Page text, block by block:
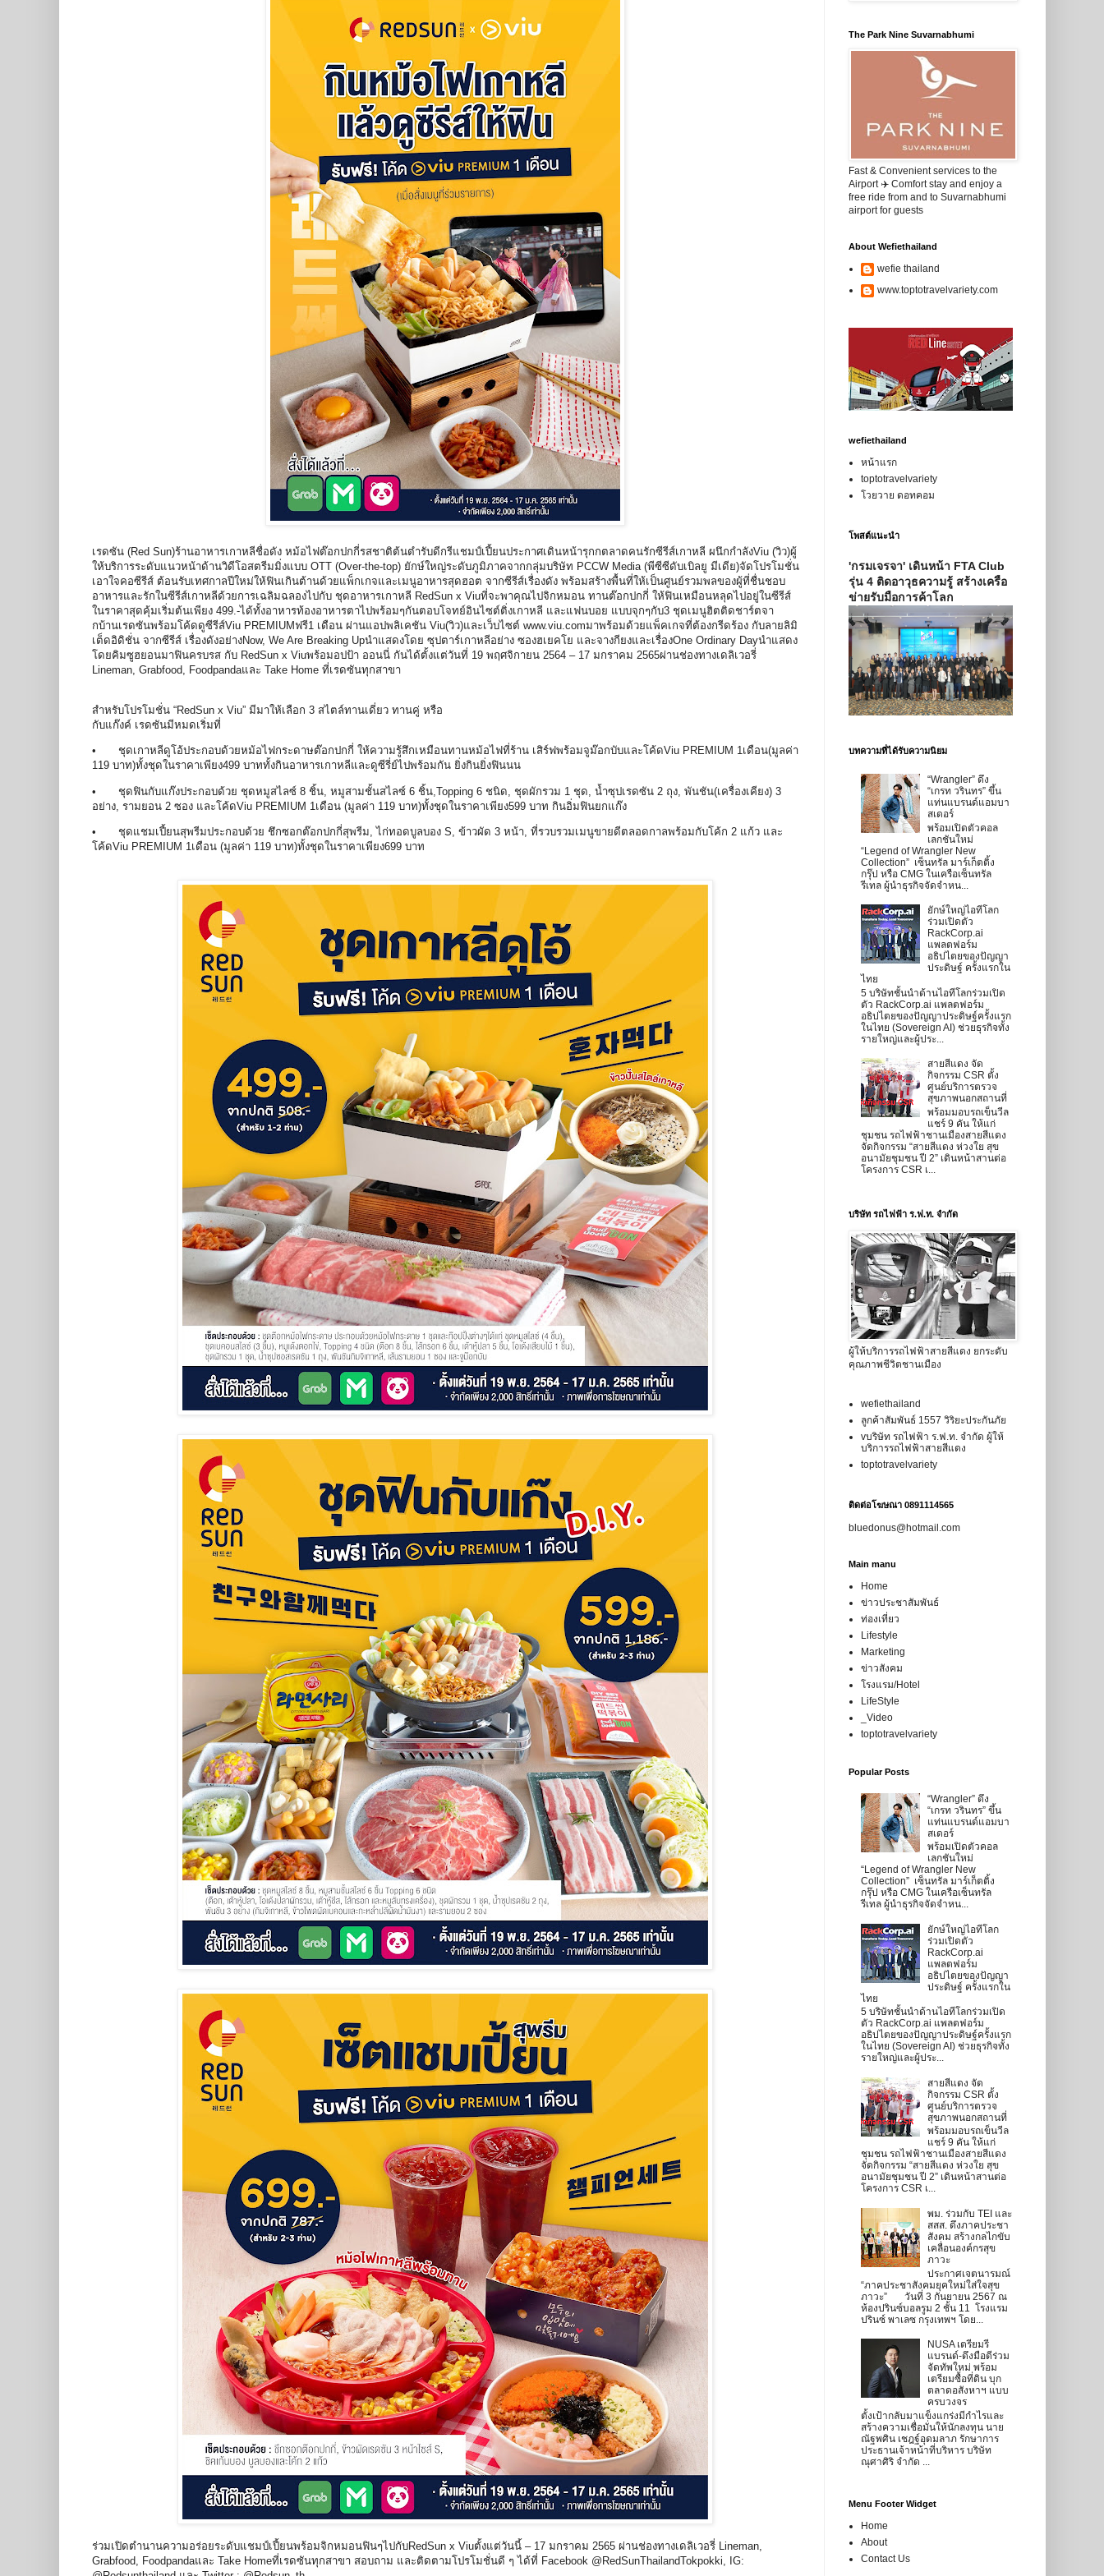
เรดซัน (Red Sun)ร้านอาหารเกาหลีชื่อดัง หม้อไฟต๊อกปกกี่รสชาติต้นตำรับดีกรีแชมป์เปี้ยนประกาศเดินหน้ารุกกตลาดคนรักซีรีส์เกาหลี ผนึกกำลังViu (วิว)ผู้
ให้บริการระดับแนวหน้าด้านวิดีโอสตรีมมิ่งแบบ OTT (Over-the-top) ยักษ์ใหญ่ระดับภูมิภาคจากกลุ่มบริษัท PCCW Media (พีซีซีดับเบิลยู มีเดีย)จัดโปรโมชั่น
เอาใจคอซีรีส์ ต้อนรับเทศกาลปีใหม่ให้ฟินเกินต้านด้วยแพ็กเกจและเมนูอาหารสุดฮอต จากซีรีส์เรื่องดัง พร้อมสร้างพื้นที่ให้เป็นศูนย์รวมพลของผู้ที่ชื่นชอบ
อาหารและรักในซีรีส์เกาหลีด้วยการเฉลิมฉลองไปกับ ชุดอาหารเกาหลี RedSun x Viuที่จะพาคุณไปจิกหมอน ทานต๊อกปกกี่ ให้ฟินเหมือนหลุดไปอยู่ในซีรีส์
ในราคาสุดคุ้มเริ่มต้นเพียง 499.-ได้ทั้งอาหารท้องอาหารตาไปพร้อมๆกันตอบโจทย์อินไซต์ติ่งเกาหลี และแฟนบอย แบบจุกๆกับ3 ชุดเมนูฮิตติดชาร์ตจา
กบ้านเรดซันพร้อมโค้ดดูซีรีส์Viu PREMIUMฟรี1 เดือน ผ่านแอปพลิเคชัน Viu(วิว)และเว็บไซต์ www.viu.comมาพร้อมด้วยแพ็คเกจที่ต้องกรีดร้อง กับลายลิมิ
เต็ดอิดิชั่น จากซีรีส์ เรื่องดังอย่างNow, We Are Breaking Upนำแสดงโดย ซุปตาร์เกาหลีอย่าง ซองฮเยคโย และจางกียงและเรื่องOne Ordinary Dayนำแสดง
โดยคิมซูฮยอนมาฟินครบรส กับ RedSun x Viuพร้อมอปป้า ออนนี่ กันได้ตั้งแต่วันที่ 19 พฤศจิกายน 2564 – 17 มกราคม 2565ผ่านช่องทางเดลิเวอรี่
Lineman, Grabfood, Foodpandaและ Take Home ที่เรดซันทุกสาขา
สำหรับโปรโมชั่น “RedSun x Viu” มีมาให้เลือก 3 สไตล์ทานเดี่ยว ทานคู่ หรือ
กับแก๊งค์ เรดซันมีหมดเริ่มที่
•
ชุดเกาหลีดูโอ้ประกอบด้วยหม้อไฟกระดาษต๊อกปกกี่ ให้ความรู้สึกเหมือนทานหม้อไฟที่ร้าน เสิร์ฟพร้อมจูม๊อกบับและโค้ดViu PREMIUM 1เดือน(มูลค่า
119 บาท)ทั้งชุดในราคาเพียง499 บาททั้งกินอาหารเกาหลีและดูซีรี่ย์ไปพร้อมกัน ยิ่งกินยิ่งฟินนน
•
ชุดฟินกับแก๊งประกอบด้วย ชุดหมูสไลซ์ 8 ชิ้น, หมูสามชั้นสไลซ์ 6 ชิ้น,Topping 6 ชนิด, ชุดผักรวม 1 ชุด, น้ำซุปเรดซัน 2 ถุง, พันชัน(เครื่องเคียง) 3
อย่าง, รามยอน 2 ซอง และโค้ดViu PREMIUM 1เดือน (มูลค่า 119 บาท)ทั้งชุดในราคาเพียง599 บาท กินอิ่มฟินยกแก๊ง
•
ชุดแชมเปี้ยนสุพรีมประกอบด้วย ชึกซอกต๊อกปกกี่สุพรีม, ไก่ทอดบูลบอง S, ข้าวผัด 3 หน้า, ที่รวบรวมเมนูขายดีตลอดกาลพร้อมกับโค้ก 2 แก้ว และ
โค้ดViu PREMIUM 1เดือน (มูลค่า 119 บาท)ทั้งชุดในราคาเพียง699 บาท
ร่วมเปิดตำนานความอร่อยระดับแชมป์เปี้ยนพร้อมจิกหมอนฟินๆไปกับRedSun x Viuตั้งแต่วันนี้ – 17 มกราคม 2565 ผ่านช่องทางเดลิเวอรี่ Lineman,
Grabfood, Foodpandaและ Take Homeที่เรดซันทุกสาขา สอบถาม และติดตามโปรโมชั่นดี ๆ ได้ที่ Facebook @RedSunThailandTokpokki, IG:
The Park Nine Suvarnabhumi
Fast & Convenient services to the
Airport ✈️ Comfort stay and enjoy a
free ride from and to Suvarnabhumi
airport for guests
About Wefiethailand
wefie thailand
www.toptotravelvariety.com
wefiethailand
หน้าแรก
toptotravelvariety
โวยวาย ดอทคอม
โพสต์แนะนำ
'กรมเจรจา' เดินหน้า FTA Club
รุ่น 4 ติดอาวุธความรู้ สร้างเครือ
ข่ายรับมือการค้าโลก
บทความที่ได้รับความนิยม
“Wrangler” ดึง
“เกรท วรินทร” ขึ้น
แท่นแบรนด์แอมบา
สเดอร์
พร้อมเปิดตัวคอล
เลกชันใหม่
“Legend of Wrangler New
Collection” เซ็นทรัล มาร์เก็ตติ้ง
กรุ๊ป หรือ CMG ในเครือเซ็นทรัล
รีเทล ผู้นำธุรกิจจัดจำหน...
ยักษ์ใหญ่ไอทีโลก
ร่วมเปิดตัว
RackCorp.ai
แพลตฟอร์ม
อธิปไตยของปัญญา
ประดิษฐ์ ครั้งแรกใน
ไทย
5 บริษัทชั้นนำด้านไอทีโลกร่วมเปิด
ตัว RackCorp.ai แพลตฟอร์ม
อธิปไตยของปัญญาประดิษฐ์ครั้งแรก
ในไทย (Sovereign AI) ช่วยธุรกิจทั้ง
รายใหญ่และผู้ประ...
สายสีแดง จัด
กิจกรรม CSR ตั้ง
ศูนย์บริการตรวจ
สุขภาพนอกสถานที่
พร้อมมอบรถเข็นวีล
แชร์ 9 คัน ให้แก่
ชุมชน รถไฟฟ้าชานเมืองสายสีแดง
จัดกิจกรรม “สายสีแดง ห่วงใย สุข
อนามัยชุมชน ปี 2” เดินหน้าสานต่อ
โครงการ CSR เ...
บริษัท รถไฟฟ้า ร.ฟ.ท. จำกัด
ผู้ให้บริการรถไฟฟ้าสายสีแดง ยกระดับ
คุณภาพชีวิตชานเมือง
wefiethailand
ลูกค้าสัมพันธ์ 1557 วิริยะประกันภัย
vบริษัท รถไฟฟ้า ร.ฟ.ท. จำกัด ผู้ให้
บริการรถไฟฟ้าสายสีแดง
toptotravelvariety
ติดต่อโฆษณา 0891114565
bluedonus@hotmail.com
Main manu
Home
ข่าวประชาสัมพันธ์
ท่องเที่ยว
Lifestyle
Marketing
ข่าวสังคม
โรงแรม/Hotel
LifeStyle
_Video
toptotravelvariety
Popular Posts
“Wrangler” ดึง
“เกรท วรินทร” ขึ้น
แท่นแบรนด์แอมบา
สเดอร์
พร้อมเปิดตัวคอล
เลกชันใหม่
“Legend of Wrangler New
Collection” เซ็นทรัล มาร์เก็ตติ้ง
กรุ๊ป หรือ CMG ในเครือเซ็นทรัล
รีเทล ผู้นำธุรกิจจัดจำหน...
ยักษ์ใหญ่ไอทีโลก
ร่วมเปิดตัว
RackCorp.ai
แพลตฟอร์ม
อธิปไตยของปัญญา
ประดิษฐ์ ครั้งแรกใน
ไทย
5 บริษัทชั้นนำด้านไอทีโลกร่วมเปิด
ตัว RackCorp.ai แพลตฟอร์ม
อธิปไตยของปัญญาประดิษฐ์ครั้งแรก
ในไทย (Sovereign AI) ช่วยธุรกิจทั้ง
รายใหญ่และผู้ประ...
สายสีแดง จัด
กิจกรรม CSR ตั้ง
ศูนย์บริการตรวจ
สุขภาพนอกสถานที่
พร้อมมอบรถเข็นวีล
แชร์ 9 คัน ให้แก่
ชุมชน รถไฟฟ้าชานเมืองสายสีแดง
จัดกิจกรรม “สายสีแดง ห่วงใย สุข
อนามัยชุมชน ปี 2” เดินหน้าสานต่อ
โครงการ CSR เ...
พม. ร่วมกับ TEI และ
สสส. ดึงภาคประชา
สังคม สร้างกลไกขับ
เคลื่อนองค์กรสุข
ภาวะ
ประกาศเจตนารมณ์
“ภาคประชาสังคมยุคใหม่ใส่ใจสุข
ภาวะ” วันที่ 3 กันยายน 2567 ณ
ห้องปรินซ์บอลรูม 2 ชั้น 11 โรงแรม
ปรินซ์ พาเลซ กรุงเทพฯ โดย...
NUSA เตรียมรี
แบรนด์-ดึงมือดีร่วม
จัดทัพใหม่ พร้อม
เตรียมซื้อที่ดิน บุก
ตลาดอสังหาฯ แบบ
ครบวงจร
ตั้งเป้ากลับมาแข็งแกร่งมีกำไรและ
สร้างความเชื่อมั่นให้นักลงทุน นาย
ณัฐพศิน เชฎฐ์อุดมลาภ รักษาการ
ประธานเจ้าหน้าที่บริหาร บริษัท
ณุศาศิริ จำกัด ...
Menu Footer Widget
Home
About
Contact Us